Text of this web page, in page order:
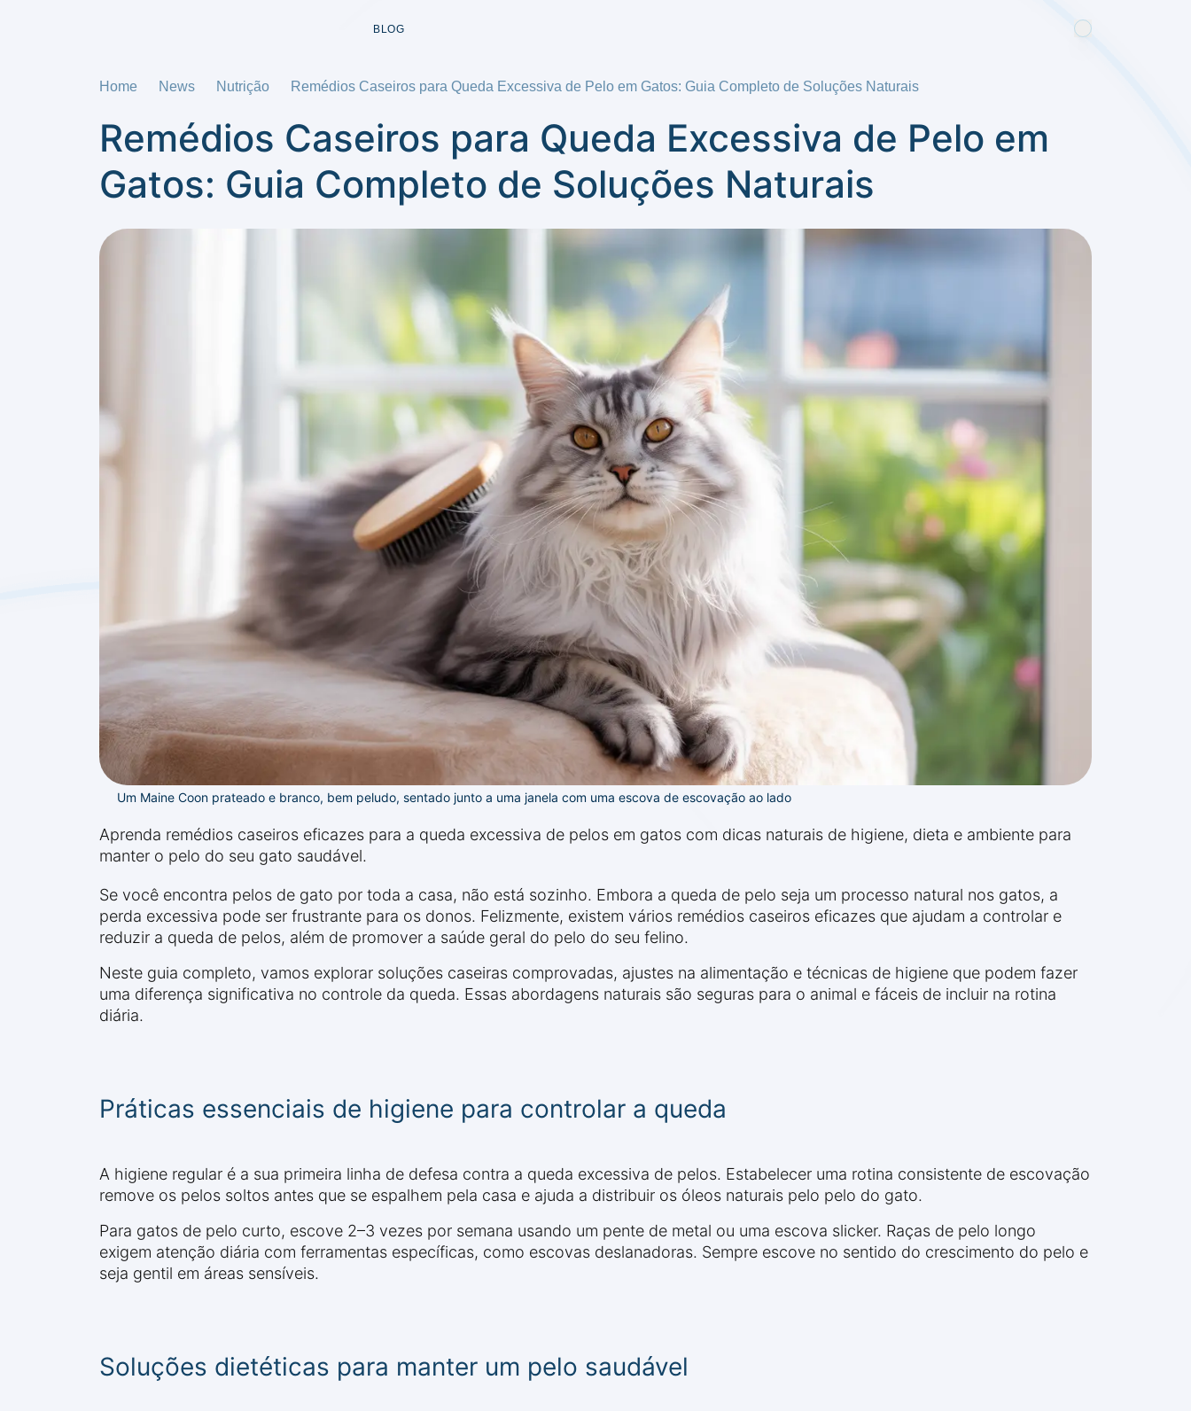
BLOG
Home News Nutrição Remédios Caseiros para Queda Excessiva de Pelo em Gatos: Guia Completo de Soluções Naturais
Remédios Caseiros para Queda Excessiva de Pelo em
Gatos: Guia Completo de Soluções Naturais
Um Maine Coon prateado e branco, bem peludo, sentado junto a uma janela com uma escova de escovação ao lado
Aprenda remédios caseiros eficazes para a queda excessiva de pelos em gatos com dicas naturais de higiene, dieta e ambiente para
manter o pelo do seu gato saudável.
Se você encontra pelos de gato por toda a casa, não está sozinho. Embora a queda de pelo seja um processo natural nos gatos, a
perda excessiva pode ser frustrante para os donos. Felizmente, existem vários remédios caseiros eficazes que ajudam a controlar e
reduzir a queda de pelos, além de promover a saúde geral do pelo do seu felino.
Neste guia completo, vamos explorar soluções caseiras comprovadas, ajustes na alimentação e técnicas de higiene que podem fazer
uma diferença significativa no controle da queda. Essas abordagens naturais são seguras para o animal e fáceis de incluir na rotina
diária.
Práticas essenciais de higiene para controlar a queda
A higiene regular é a sua primeira linha de defesa contra a queda excessiva de pelos. Estabelecer uma rotina consistente de escovação
remove os pelos soltos antes que se espalhem pela casa e ajuda a distribuir os óleos naturais pelo pelo do gato.
Para gatos de pelo curto, escove 2–3 vezes por semana usando um pente de metal ou uma escova slicker. Raças de pelo longo
exigem atenção diária com ferramentas específicas, como escovas deslanadoras. Sempre escove no sentido do crescimento do pelo e
seja gentil em áreas sensíveis.
Soluções dietéticas para manter um pelo saudável